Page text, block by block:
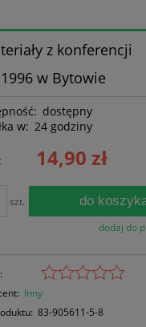
z konferencji
w Bytowie
dostępny
w: 24 godziny
14,90 zł
szt. do
dodaj do
Inny
83-905611-5-8